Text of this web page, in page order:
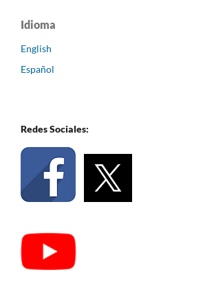
Idioma
English
Español
Redes Sociales: